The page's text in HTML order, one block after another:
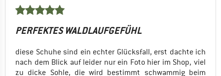
PERFEKTES WALDLAUFGEFÜHL
diese Schuhe sind ein echter Glücksfall, erst dachte ich
nach dem Blick auf leider nur ein Foto hier im Shop, viel
zu dicke Sohle, die wird bestimmt schwammig beim